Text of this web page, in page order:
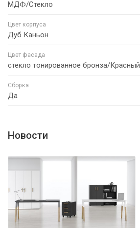
МДФ/Стекло
Цвет корпуса
Дуб Каньон
Цвет фасада
стекло тонированное бронза/Красный
Сборка
Да
Новости